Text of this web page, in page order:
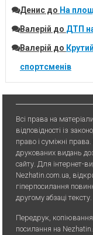
Денисдо На
Валерій до ДТП
Валерій до
спортсменів
Всі права на
відповідності із
право і суміжні
друкованих видань
сайту. Для iнтернет-
Nezhatin.com.ua,
гіперпосилання
другому абзаці тексту.
Передрук,
посилання на